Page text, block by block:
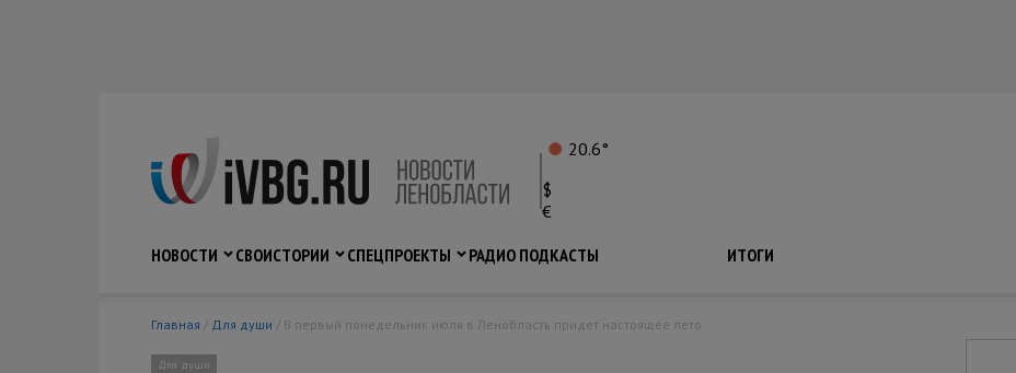
20.6°
$
€
НОВОСТИ
СВОИСТОРИИ СПЕЦПРОЕКТЫ РАДИО ПОДКАСТЫ ИТОГИ
Главная / Для души / В первый понедельник июля в Ленобласть придет настоящее лето
Для души